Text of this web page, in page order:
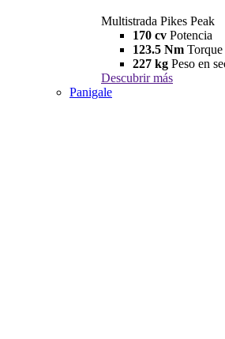
Multistrada Pikes Peak
170 cv Potencia
123.5 Nm Torque
227 kg Peso en
Descubrir más
Panigale